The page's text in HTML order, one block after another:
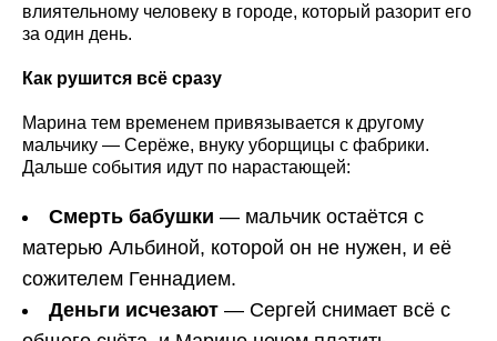
влиятельному человеку в городе, который разорит его
за один день.
Как рушится всё сразу
Марина тем временем привязывается к другому
мальчику — Серёже, внуку уборщицы с фабрики.
Дальше события идут по нарастающей:
Смерть бабушки — мальчик остаётся с
матерью Альбиной, которой он не нужен, и её
сожителем Геннадием.
Деньги исчезают — Сергей снимает всё с